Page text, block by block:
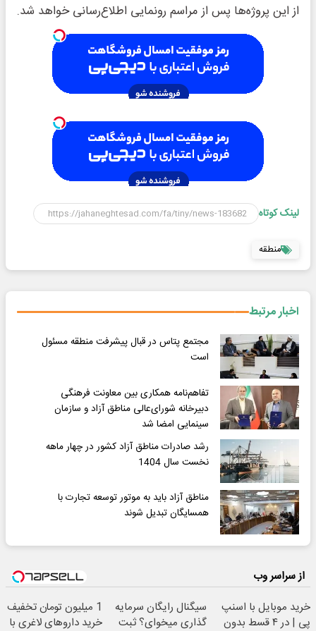
از این پروژه‌ها پس از مراسم رونمایی اطلاع‌رسانی خواهد شد.
لینک کوتاه
منطقه
اخبار مرتبط
مجتمع پتاس در قبال پیشرفت منطقه مسئول
است
تفاهم‌نامه همکاری بین معاونت فرهنگی
دبیرخانه شورای‌عالی مناطق آزاد و سازمان
سینمایی امضا شد
رشد صادرات مناطق آزاد کشور در چهار ماهه
نخست سال 1404
مناطق آزاد باید به موتور توسعه تجارت با
همسایگان تبدیل شوند
از سراسر وب
خرید موبایل با اسنپ
پی | در ۴ قسط بدون
سیگنال رایگان سرمایه
گذاری میخوای؟ ثبت
1 میلیون تومان تخفیف
خرید داروهای لاغری با